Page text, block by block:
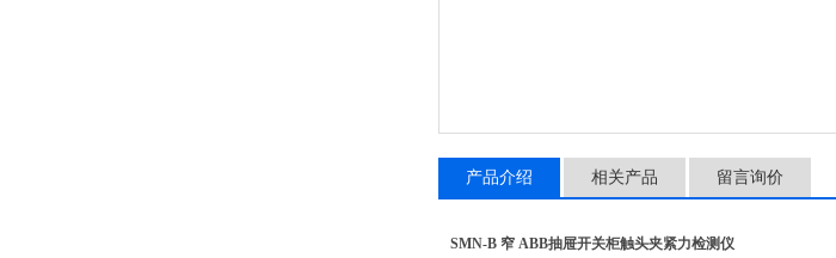
产品介绍 相关产品 留言询价
SMN-B 窄 ABB抽屉开关柜触头夹紧力检测仪